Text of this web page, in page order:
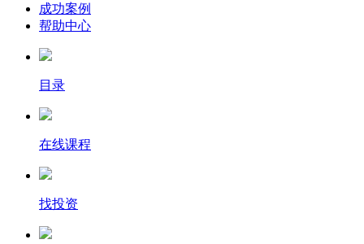
成功案例
帮助中心
目录
在线课程
找投资